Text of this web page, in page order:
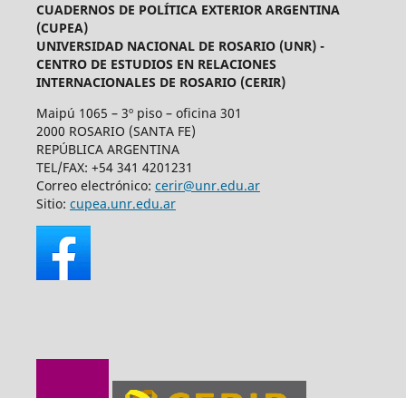
CUADERNOS DE POLÍTICA EXTERIOR ARGENTINA
(CUPEA)
UNIVERSIDAD NACIONAL DE ROSARIO (UNR) -
CENTRO DE ESTUDIOS EN RELACIONES
INTERNACIONALES DE ROSARIO (CERIR)
Maipú 1065 – 3º piso – oficina 301
2000 ROSARIO (SANTA FE)
REPÚBLICA ARGENTINA
TEL/FAX: +54 341 4201231
Correo electrónico: cerir@unr.edu.ar
Sitio: cupea.unr.edu.ar